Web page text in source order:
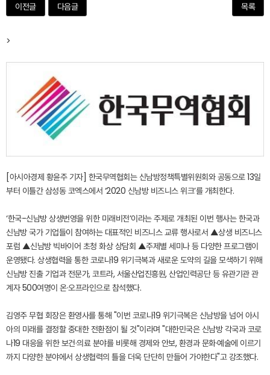
이전글 다음글 목록
>
[아시아경제 황윤주 기자] 한국무역협회는 신남방정책특별위원회와 공동으로 13일
부터 이틀간 삼성동 코엑스에서 ‘2020 신남방 비즈니스 위크’를 개최한다.
‘한국-신남방 상생번영을 위한 미래비전’이라는 주제로 개최된 이번 행사는 한국과
신남방 국가 기업들이 참여하는 대표적인 비즈니스 교류 행사로서 ▲상생 비즈니스
포럼 ▲신남방 빅바이어 초청 화상 상담회 ▲주제별 세미나 등 다양한 프로그램이
운영됐다. 상생협력을 통한 코로나19 위기극복과 새로운 도약의 길을 모색하기 위해
신남방 진출 기업과 전문가, 코트라, 서울산업진흥원, 산업인력공단 등 유관기관 관
계자 500여명이 온·오프라인으로 참석했다.
김영주 무협 회장은 환영사를 통해 "이번 코로나19 위기극복은 신남방을 넘어 아시
아의 미래를 결정할 중대한 전환점이 될 것"이라며 "대한민국은 신남방 각국과 코로
나19 대응을 위한 보건·의료 분야를 비롯해 경제와 안보, 환경과 문화·예술에 이르기
까지 다양한 분야에서 상생협력의 틀을 더욱 단단히 만들어 가야한다"고 강조했다.